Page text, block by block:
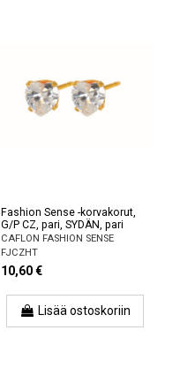
Fashion Sense -korvakorut,
G/P CZ, pari, SYDÄN, pari
CAFLON FASHION SENSE
FJCZHT
10,60 €
Lisää ostoskoriin